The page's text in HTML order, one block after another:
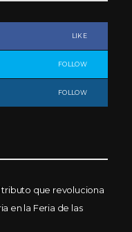
LIKE
FOLLOW
FOLLOW
tributo que revoluciona
en la Feria de las